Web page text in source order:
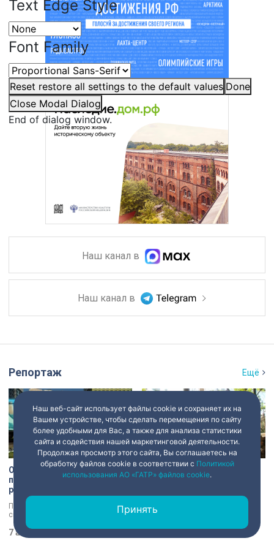
Text Edge Style
Font Family
Reset restore all settings to the default values Done
Close Modal Dialog
End of dialog window.
Наш канал в
Наш канал в
Репортаж Ещё
От «Троецарствия» до Жар-
птицы: уличные художники
расписали действующий
состав метро Петербурга
Персонажи русских народных
сказок появятся в петербургском
подземном царстве! В депо
«Выборгское» завершился
масштабный съезд лучших
7 августа 202619:49
Печати царских времён и
балки из оригинала:
дачи Павлова
Даче Павлова в Сестрорецке
вернут дореволюционный облик
по особой программе «Рубль за
метр». Это льготная арендная
ставка, которая действует для
7 августа 202619:13
Наш веб-сайт использует файлы cookie и сохраняет их на
Вашем устройстве, чтобы сделать перемещения по сайту
более удобными для Вас, а также для анализа статистики
сайта и содействия нашей маркетинговой деятельности.
Продолжая просмотр этого сайта, Вы соглашаетесь на
обработку файлов cookie в соответствии с Политикой
использования АО «ГАТР» файлов cookie.
Принять